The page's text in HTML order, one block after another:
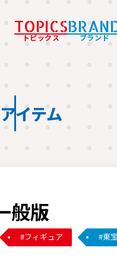
TOPICS
トピックス ブランド
アイテム
般版
フィギュア 東